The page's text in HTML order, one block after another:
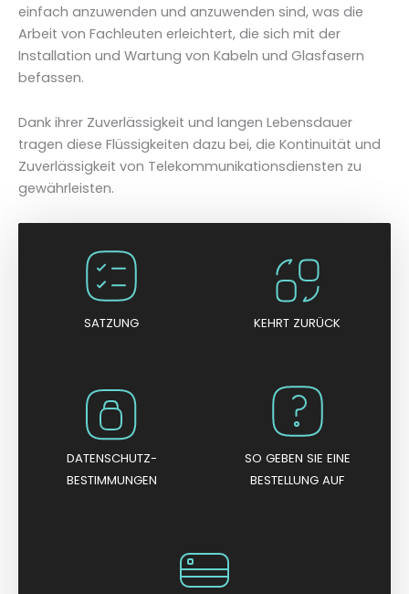
einfach anzuwenden und anzuwenden sind, was die
Arbeit von Fachleuten erleichtert, die sich mit der
Installation und Wartung von Kabeln und Glasfasern
befassen.
Dank ihrer Zuverlässigkeit und langen Lebensdauer
tragen diese Flüssigkeiten dazu bei, die Kontinuität und
Zuverlässigkeit von Telekommunikationsdiensten zu
gewährleisten.
SATZUNG KEHRT ZURÜCK
DATENSCHUTZ-
BESTIMMUNGEN
SO GEBEN SIE EINE
BESTELLUNG AUF